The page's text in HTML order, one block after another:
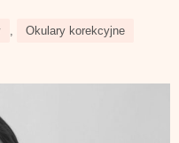
Okulary korekcyjne